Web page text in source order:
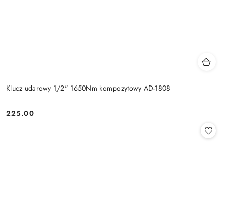
Klucz udarowy 1/2" 1650Nm kompozytowy AD-1808
Cena:
225.00